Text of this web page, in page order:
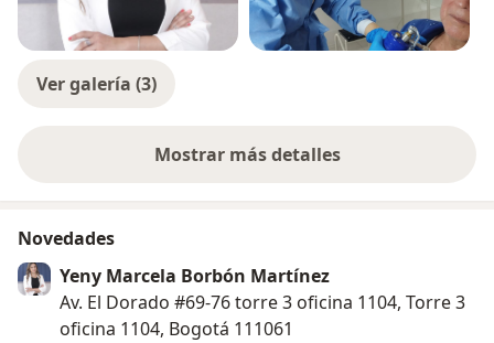
Ver galería (3)
Mostrar más detalles
sobre la experiencia
Novedades
Yeny Marcela Borbón Martínez
Av. El Dorado #69-76 torre 3 oficina 1104, Torre 3
oficina 1104, Bogotá 111061